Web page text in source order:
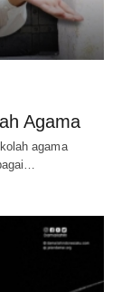
Agama
agama